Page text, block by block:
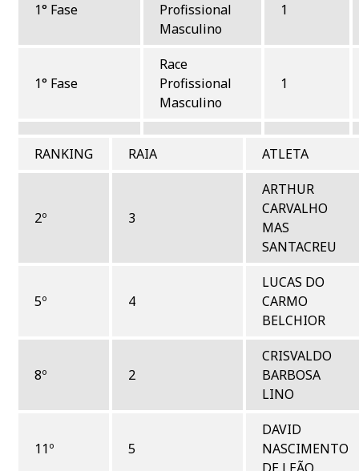
1° Fase
Profissional
Masculino
1
1° Fase
Race
Profissional
Masculino
1
RANKING RAIA ATLETA
2º 3
ARTHUR
CARVALHO
MAS
SANTACREU
5º 4
LUCAS DO
CARMO
BELCHIOR
8º 2
CRISVALDO
BARBOSA
LINO
11º 5
DAVID
NASCIMENTO